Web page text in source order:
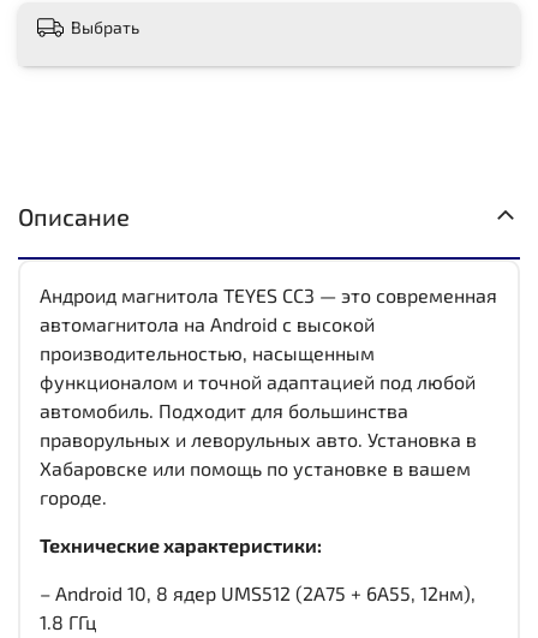
Выбрать
Описание
Андроид магнитола TEYES CC3 — это современная
автомагнитола на Android с высокой
производительностью, насыщенным
функционалом и точной адаптацией под любой
автомобиль. Подходит для большинства
праворульных и леворульных авто. Установка в
Хабаровске или помощь по установке в вашем
городе.
Технические характеристики:
– Android 10, 8 ядер UMS512 (2A75 + 6A55, 12нм),
1.8 ГГц